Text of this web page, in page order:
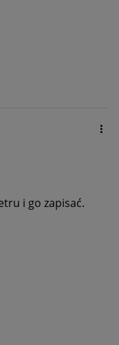
i go zapisać.